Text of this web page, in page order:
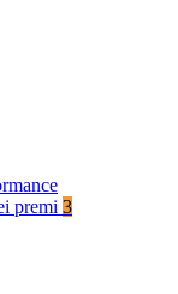
premi 3